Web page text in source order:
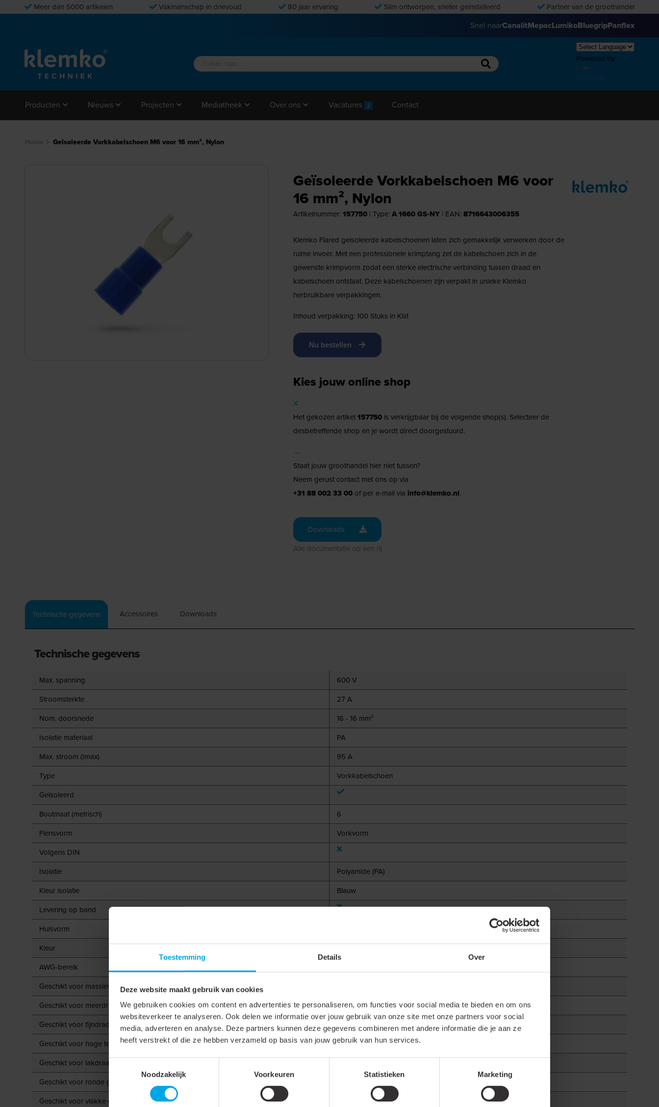
Toestemming Details Over
Deze website maakt gebruik van cookies
We gebruiken cookies om content en advertenties te personaliseren, om functies voor social media te bieden en om ons
websiteverkeer te analyseren. Ook delen we informatie over jouw gebruik van onze site met onze partners voor social
media, adverteren en analyse. Deze partners kunnen deze gegevens combineren met andere informatie die je aan ze
heeft verstrekt of die ze hebben verzameld op basis van jouw gebruik van hun services.
Toestemmingsselectie
Noodzakelijk
Voorkeuren Statistieken Marketing
Meer dan 5000 artikelen Vakmanschap in drievoud 80 jaar ervaring Slim ontworpen, sneller geïnstalleerd Partner van de groothandel
Snel naarCanalitMepacLumikoBluegripPanflex
Powered by
Producten Nieuws Projecten Mediatheek Over ons Vacatures 2 Contact
Geïsoleerde Vorkkabelschoen M6 voor 16 mm², Nylon
Geïsoleerde Vorkkabelschoen M6 voor
16 mm², Nylon
Artikelnummer: 157750| Type: A 1660 GS-NY | EAN: 8716643006355
Klemko Flared geisoleerde kabelschoenen laten zich gemakkelijk verwerken door de
ruime invoer. Met een professionele krimptang zet de kabelschoen zich in de
gewenste krimpvorm zodat een sterke electrische verbinding tussen draad en
kabelschoen ontstaat. Deze kabelschoenen zijn verpakt in unieke Klemko
herbruikbare verpakkingen.
Inhoud verpakking: 100 Stuks in Kist
Nu bestellen
Kies jouw online shop
X
Het gekozen artikel 157750is verkrijgbaar bij de volgende shop(s). Selecteer de
desbetreffende shop en je wordt direct doorgestuurd.
→
Staat jouw groothandel hier niet tussen?
Neem gerust contact met ons op via
+31 88 002 33 00of per e-mail via info@klemko.nl.
Downloads
Alle documentatie op een rij
Technische gegevens Accessoires Downloads
Technische gegevens
Max. spanning
600 V
Stroomsterkte
27 A
Nom. doorsnede
16 - 16 mm²
Isolatie materiaal
PA
Max. stroom (Imax)
95 A
Type
Vorkkabelschoen
Geïsoleerd
Boutmaat (metrisch)
6
Flensvorm
Vorkvorm
Volgens DIN
Isolatie
Polyamide (PA)
Kleur isolatie
Blauw
Levering op band
Hulsvorm
Kleur
AWG-bereik
Geschikt voor massieve geleider
Geschikt voor meerdraads geleider
Geschikt voor fijndradige geleider
Geschikt voor hoge temperaturen (tot 650 °C)
Geschikt voor lakdraad
Geschikt voor ronde geleider
Geschikt voor vlakke geleider